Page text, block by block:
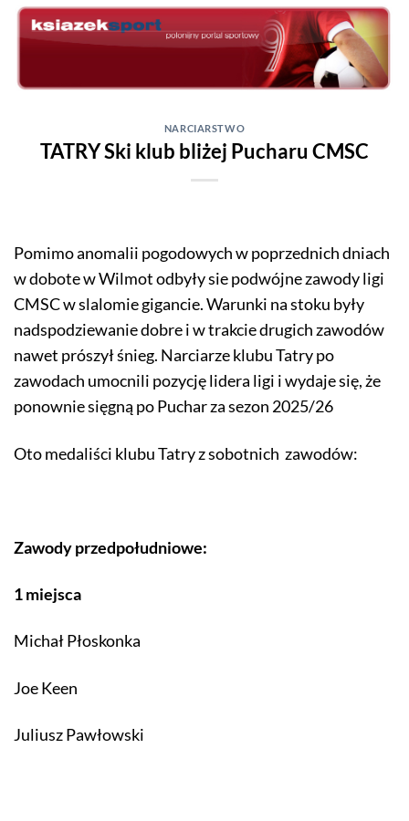
Skip
NARCIARSTWO
TATRY Ski klub bliżej Pucharu CMSC
Pomimo anomalii pogodowych w poprzednich dniach
w dobote w Wilmot odbyły sie podwójne zawody ligi
CMSC w slalomie gigancie. Warunki na stoku były
nadspodziewanie dobre i w trakcie drugich zawodów
nawet prószył śnieg. Narciarze klubu Tatry po
zawodach umocnili pozycję lidera ligi i wydaje się, że
ponownie sięgną po Puchar za sezon 2025/26
Oto medaliści klubu Tatry z sobotnich zawodów:
Zawody przedpołudniowe:
1 miejsca
Michał Płoskonka
Joe Keen
Juliusz Pawłowski